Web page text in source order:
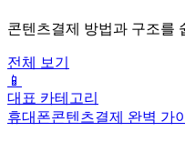
콘텐츠결제 방법과 구조를
전체 보기
📱
대표 카테고리
휴대폰콘텐츠결제 완벽 가